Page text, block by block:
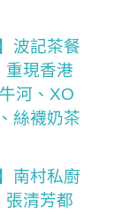
波記茶餐
重現香港
河、XO
絲襪奶茶
南村私廚
張清芳都